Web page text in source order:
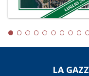
LA